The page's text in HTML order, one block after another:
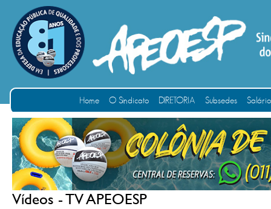
Home O Sindicato DIRETORIA Subsedes
Vídeos - TV APEOESP